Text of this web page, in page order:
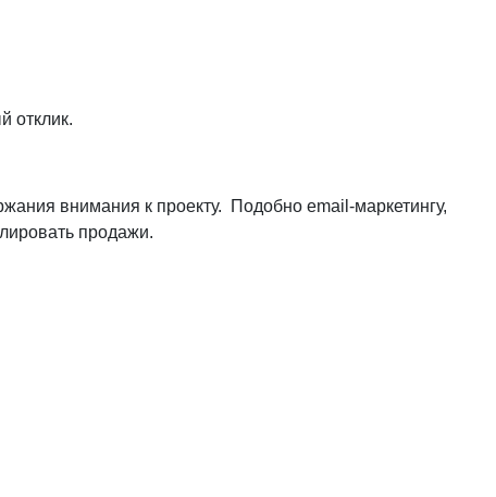
отклик.
внимания к проекту. Подобно email-маркетингу,
продажи.